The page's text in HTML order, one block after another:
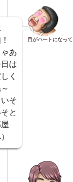
！
あ
は
く
そ
と
目がハートになっ